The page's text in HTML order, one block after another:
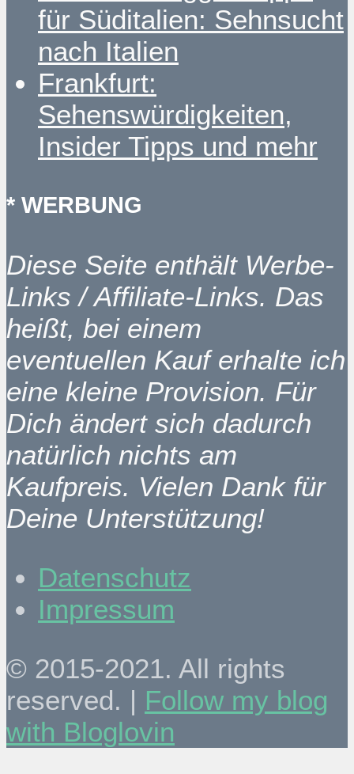
für Süditalien: Sehnsucht
nach Italien
Frankfurt:
Sehenswürdigkeiten,
Insider Tipps und mehr
* WERBUNG
Diese Seite enthält Werbe-
Links / Affiliate-Links. Das
heißt, bei einem
eventuellen Kauf erhalte ich
eine kleine Provision. Für
Dich ändert sich dadurch
natürlich nichts am
Kaufpreis. Vielen Dank für
Deine Unterstützung!
Datenschutz
Impressum
© 2015-2021. All rights
reserved. | Follow my blog
with Bloglovin